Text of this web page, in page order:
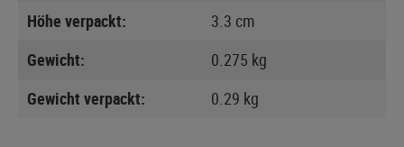
Höhe verpackt:
3.3 cm
Gewicht:
0.275 kg
Gewicht verpackt:
0.29 kg